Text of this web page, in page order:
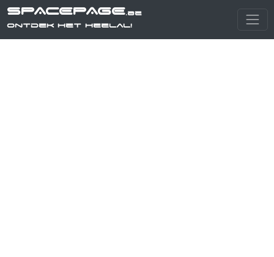
SPACEPAGE.be
Ontdek het heelal!